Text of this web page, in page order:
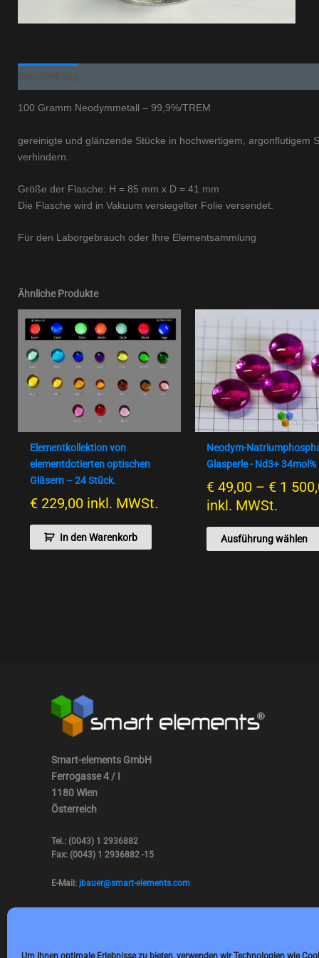
Um Ihnen optimale Erlebnisse zu bieten, verwenden wir Technologien wie
100 Gramm Neodymmetall – 99,9%/TREM
gereinigte und glänzende Stücke in hochwertigem, argonflutigem
verhindern.
Größe der Flasche: H = 85 mm x D = 41 mm
Die Flasche wird in Vakuum versiegelter Folie versendet.
Für den Laborgebrauch oder Ihre Elementsammlung
Ähnliche Produkte
Elementkollektion von
elementdotierten optischen
Gläsern – 24 Stück.
€229,00 inkl. MWSt.
In den Warenkorb
Neodym-
Glasperle - Nd3+ 34mol%
€ 49,00 – € 1
inkl. MWSt.
Ausführung wählen
Smart-elements GmbH
Ferrogasse 4 / I
1180 Wien
Österreich
Tel.: (0043) 1 2936882
Fax: (0043) 1 2936882 -15
E-Mail: jbauer@smart-elements.com
Handelsgericht Wien